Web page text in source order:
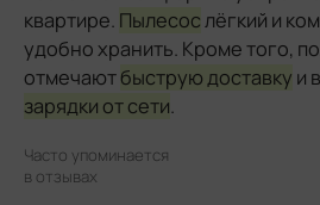
квартире. Пылесослёгкий и
удобно хранить. Кроме того,
отмечаютбыструю доставку и
зарядки от сети.
Часто упоминается
в отзывах